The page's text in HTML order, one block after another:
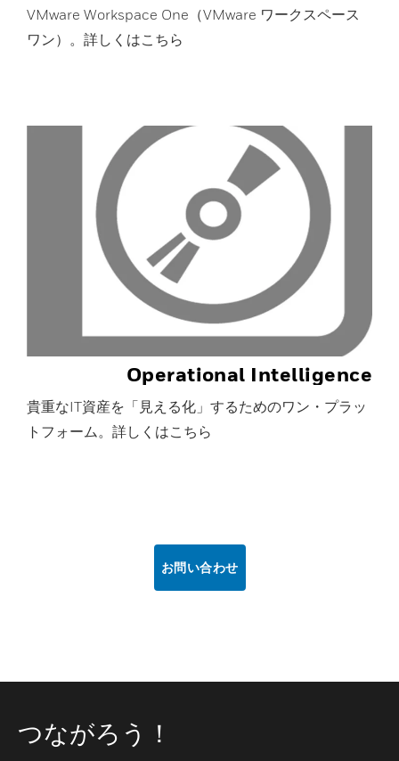
VMware Workspace One（VMware ワークスペース
ワン）。詳しくはこちら
Operational Intelligence
貴重なIT資産を「見える化」するためのワン・プラッ
トフォーム。詳しくはこちら
お問い合わせ
つながろう！